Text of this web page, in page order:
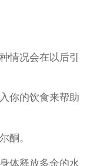
情况会在以后引
你的饮食来帮助
酮。
体释放多余的水